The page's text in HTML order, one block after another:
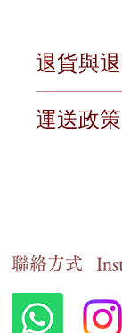
退貨與
退貨條件
對於有損
情況確認
一旦我們
親自到
運送政策
顧客可以
免運費優惠
​聯絡方式